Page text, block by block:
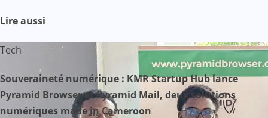
Lire aussi
Tech
Souveraineté numérique : KMR Startup Hub lance
Pyramid Browser et Pyramid Mail, deux solutions
numériques made in Cameroon